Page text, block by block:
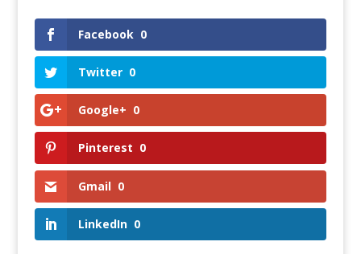
Facebook 0
Twitter 0
Google+ 0
Pinterest 0
Gmail 0
LinkedIn 0